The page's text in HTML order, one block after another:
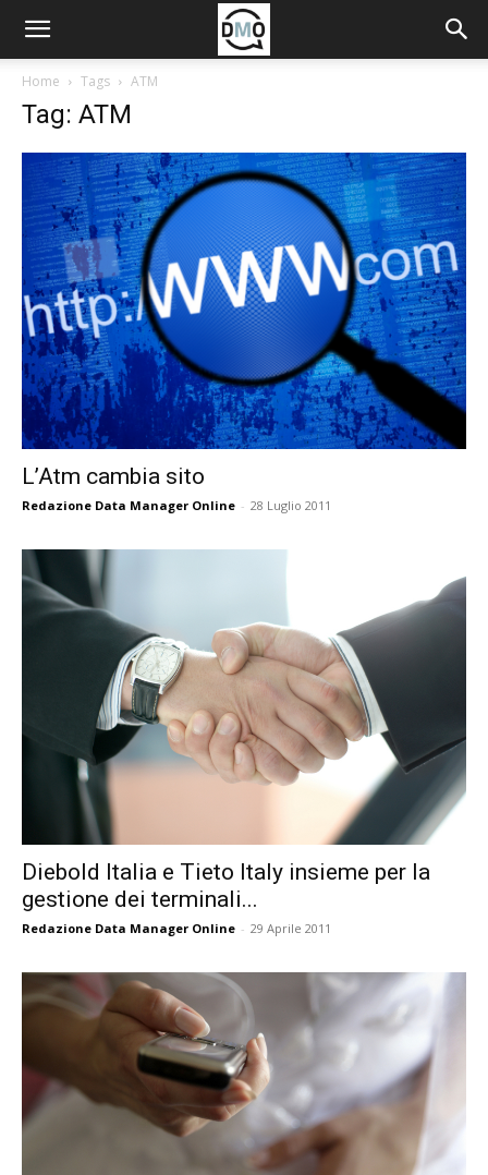
Home Tags ATM
Tag: ATM
L’Atm cambia sito
Redazione Data Manager Online - 28 Luglio 2011
Diebold Italia e Tieto Italy insieme per la
gestione dei terminali...
Redazione Data Manager Online - 29 Aprile 2011